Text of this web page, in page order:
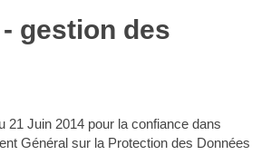
gestion des
21 Juin 2014 pour la confiance dans
Général sur la Protection des Données